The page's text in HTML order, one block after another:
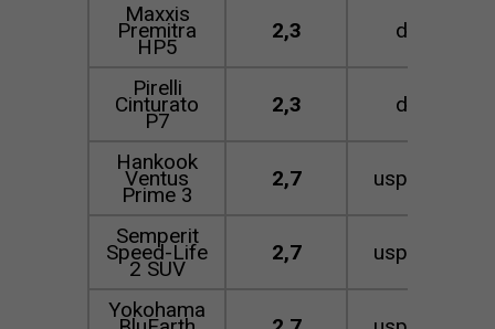
Maxxis
Premitra
HP5
2,3 dobrá
Pirelli
Cinturato
P7
2,3 dobrá
Hankook
Ventus
Prime 3
2,7 uspokojivá
Semperit
Speed-Life
2 SUV
2,7 uspokojivá
Yokohama